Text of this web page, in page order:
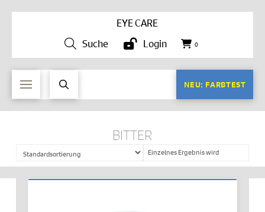
EYE CARE
Suche
Login 0
NEU: FARBTEST
BITTER
Einzelnes Ergebnis wird
angezeigt